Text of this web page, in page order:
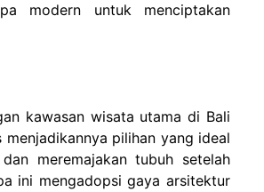
modern untuk menciptakan
kawasan wisata utama di Bali
pilihan yang ideal
meremajakan tubuh setelah
ini mengadopsi gaya arsitektur